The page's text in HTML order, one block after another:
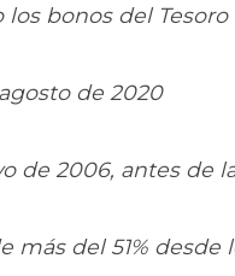
bonos del Tesoro
de 2020
de 2006, antes de
del 51%